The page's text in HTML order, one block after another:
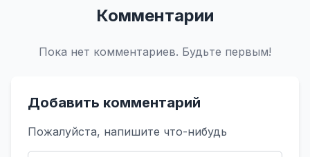
Комментарии
Пока нет комментариев. Будьте первым!
Добавить комментарий
Пожалуйста, напишите что-нибудь